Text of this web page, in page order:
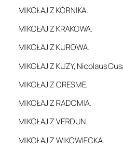
MIKOŁAJ Z KÓRNIKA.
MIKOŁAJ Z KRAKOWA.
MIKOŁAJ Z KUROWA.
MIKOŁAJ Z KUZY, Nicolaus
MIKOŁAJ Z ORESME.
MIKOŁAJ Z RADOMIA.
MIKOŁAJ Z VERDUN.
MIKOŁAJ Z WIKOWIECKA.